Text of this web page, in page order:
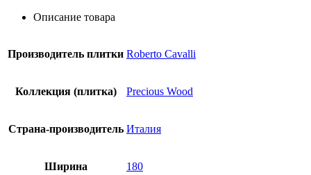
Описание товара
Производитель плитки Roberto Cavalli
Коллекция (плитка) Precious Wood
Страна-производитель Италия
Ширина 180